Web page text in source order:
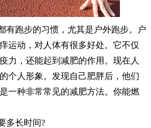
有跑步的习惯，尤其是户外跑步。户
运动，对人体有很多好处。它不仅
力，还能起到减肥的作用。现在人
个人形象。发现自己肥胖后，他们
一种非常常见的减肥方法。你能燃
多长时间?